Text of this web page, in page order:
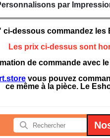
par
dessous commandez les
Les prix ci-dessus sont
de commande avec
vous pouvez
ce même à la pièce. Le